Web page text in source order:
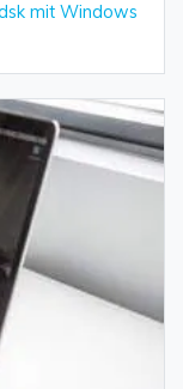
mit Windows